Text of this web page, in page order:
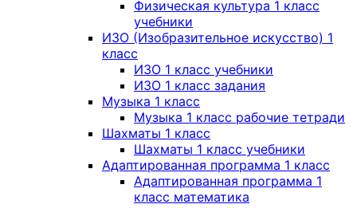
Физическая культура 1 класс
учебники
ИЗО (Изобразительное искусство) 1
класс
ИЗО 1 класс учебники
ИЗО 1 класс задания
Музыка 1 класс
Музыка 1 класс рабочие тетради
Шахматы 1 класс
Шахматы 1 класс учебники
Адаптированная программа 1 класс
Адаптированная программа 1
класс математика